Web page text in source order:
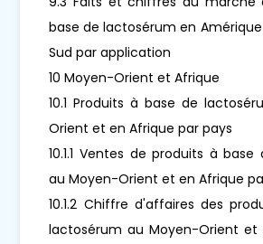
base de lactosérum en
Sud par application
10 Moyen-Orient et Afrique
10.1 Produits à base de
Orient et en Afrique par pays
10.1.1 Ventes de produits à
au Moyen-Orient et en Afrique
10.1.2 Chiffre d'affaires des
lactosérum au Moyen-Orient et